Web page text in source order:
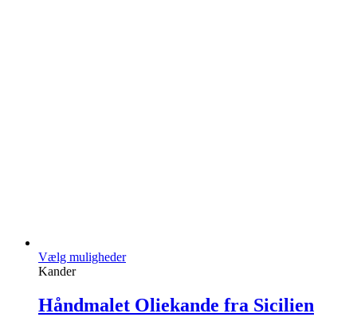
Vælg muligheder
Kander
Håndmalet Oliekande fra Sicilien